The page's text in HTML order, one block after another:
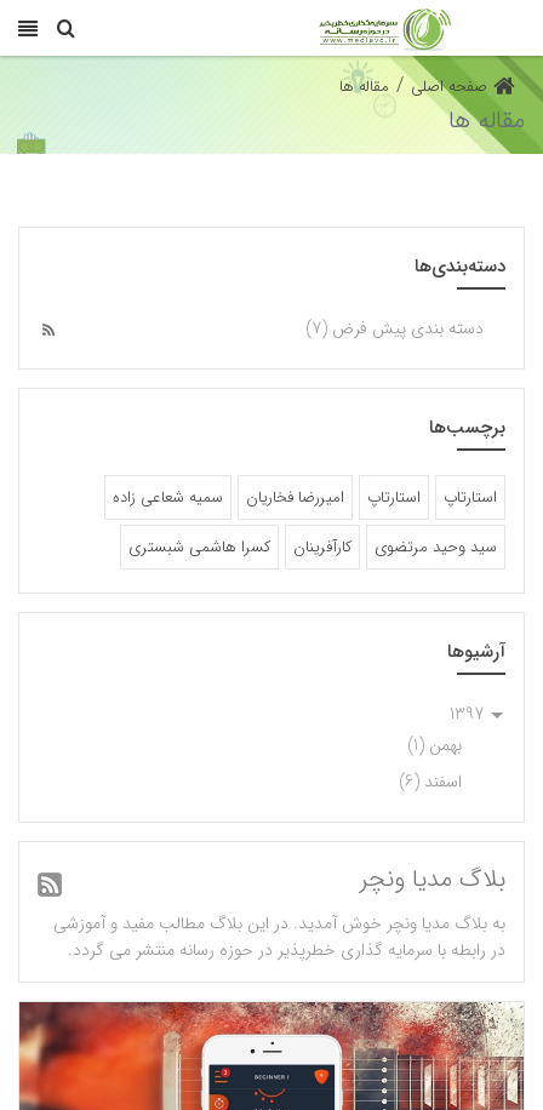
صفحه اصلی / مقاله ها
مقاله ها
دسته‌بندی‌ها
دسته بندی پیش فرض (7)
برچسب‌ها
استارتاپ استارتاپ‌ امیررضا فخاریان
سمیه شعاعی زاده
سید وحید مرتضوی
کارآفرینان کسرا هاشمی شبستری
آرشیوها
1397
بهمن (1)
اسفند (6)
بلاگ مدیا ونچر
به بلاگ مدیا ونچر خوش آمدید. در این بلاگ مطالب مفید و آموزشی
در رابطه با سرمایه گذاری خطرپذیر در حوزه رسانه منتشر می گردد.